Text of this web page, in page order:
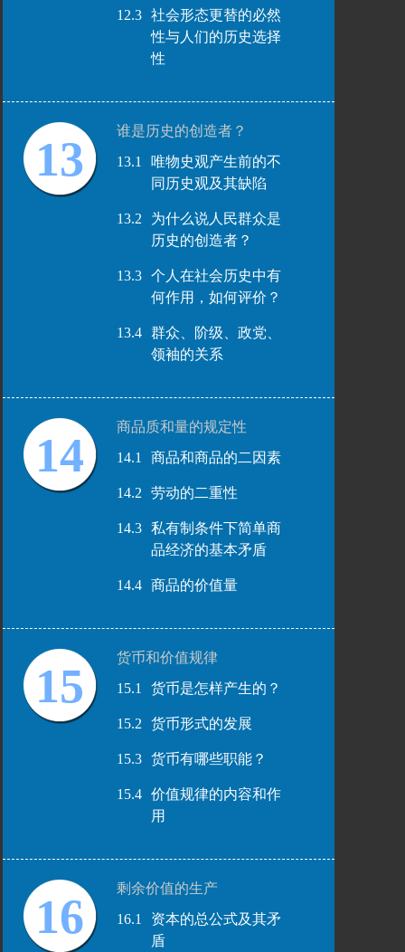
12.3
社会形态更替的必然
性与人们的历史选择
性
13
谁是历史的创造者？
13.1
唯物史观产生前的不
同历史观及其缺陷
13.2
为什么说人民群众是
历史的创造者？
13.3
个人在社会历史中有
何作用，如何评价？
13.4
群众、阶级、政党、
领袖的关系
14
商品质和量的规定性
14.1
商品和商品的二因素
14.2 劳动的二重性
14.3
私有制条件下简单商
品经济的基本矛盾
14.4 商品的价值量
15
货币和价值规律
15.1
货币是怎样产生的？
15.2 货币形式的发展
15.3 货币有哪些职能？
15.4
价值规律的内容和作
用
16
剩余价值的生产
16.1
资本的总公式及其矛
盾